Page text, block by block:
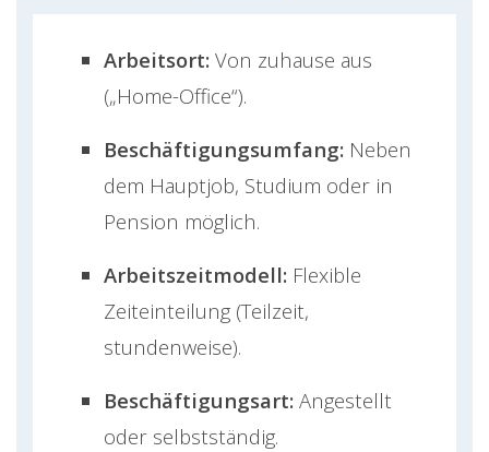
Arbeitsort: Von zuhause aus
(„Home-Office“).
Beschäftigungsumfang: Neben
dem Hauptjob, Studium oder in
Pension möglich.
Arbeitszeitmodell: Flexible
Zeiteinteilung (Teilzeit,
stundenweise).
Beschäftigungsart: Angestellt
oder selbstständig.